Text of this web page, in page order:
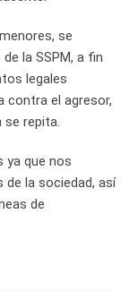
se
la SSPM, a fin
legales
contra el agresor,
se repita.
ya que nos
la sociedad, así
de